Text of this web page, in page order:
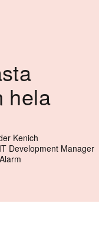
hela
Kenich
Development Manager